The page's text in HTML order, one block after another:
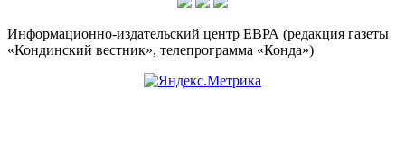
Информационно-издательский центр ЕВРА (редакция газеты
«Кондинский вестник», телепрограмма «Конда»)